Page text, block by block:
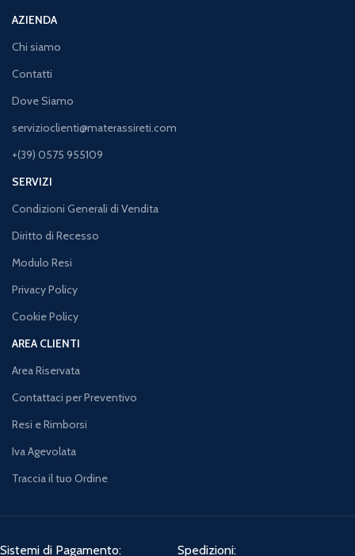
AZIENDA
Chi siamo
Contatti
Dove Siamo
servizioclienti@materassireti.com
+(39) 0575 955109
SERVIZI
Condizioni Generali di Vendita
Diritto di Recesso
Modulo Resi
Privacy Policy
Cookie Policy
AREA CLIENTI
Area Riservata
Contattaci per Preventivo
Resi e Rimborsi
Iva Agevolata
Traccia il tuo Ordine
Sistemi di Pagamento: Spedizioni: